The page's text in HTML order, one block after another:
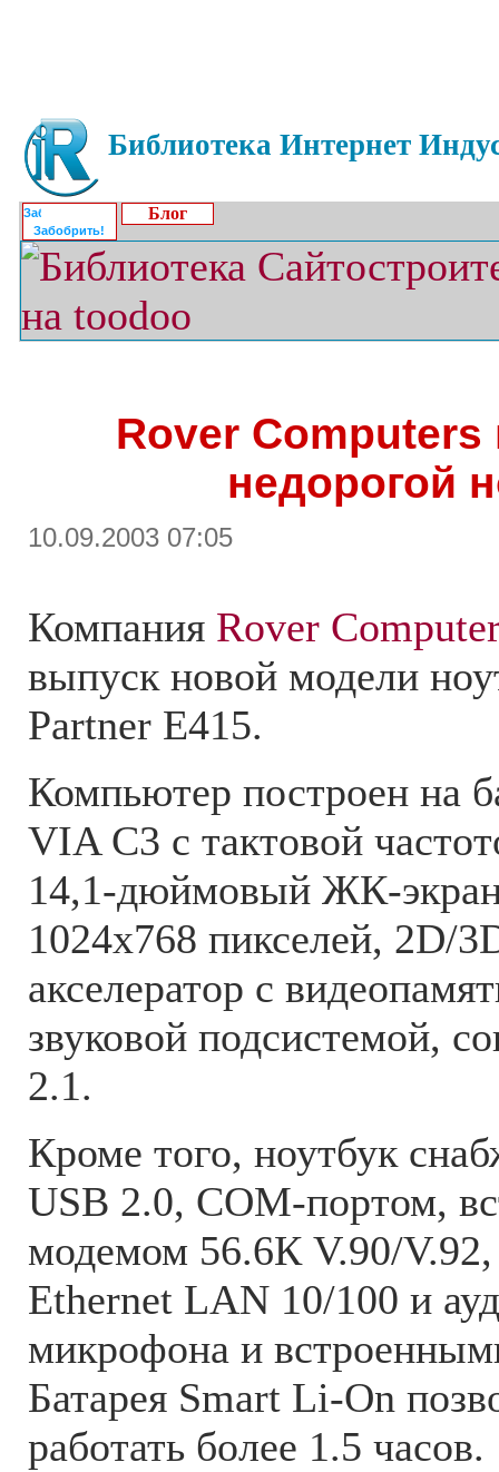
Библиотека Интернет
Забобрить!
Блог
Rover Computers
недорогой
10.09.2003 07:05
Компания Rover
выпуск новой модели
Partner E415.
Компьютер построен на
VIA C3 с тактовой
14,1-дюймовый ЖК-
1024x768 пикселей, 2D/
акселератор с
звуковой подсистемой,
2.1.
Кроме того, ноутбук
USB 2.0, COM-портом,
модемом 56.6К V.90/V.92,
Ethernet LAN 10/100 и
микрофона и
Батарея Smart Li-On
работать более 1.5 часов.